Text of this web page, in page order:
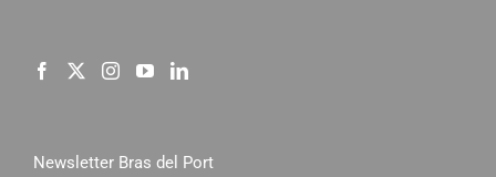
Newsletter Bras del Port